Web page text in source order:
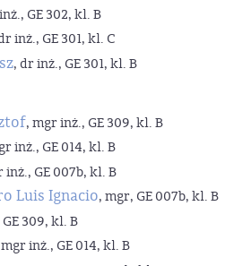
GE 302, kl. B
inż., GE 301, kl. C
, dr inż., GE 301, kl. B
, mgr inż., GE 309, kl. B
inż., GE 014, kl. B
inż., GE 007b, kl. B
Luis Ignacio, mgr, GE 007b, kl. B
309, kl. B
inż., GE 014, kl. B